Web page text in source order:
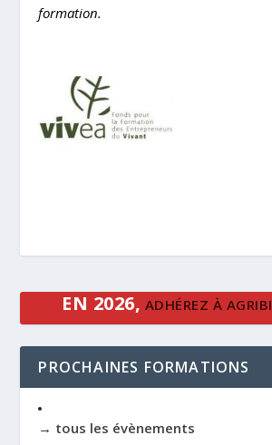
formation.
EN 2026, ADHÉREZ À
PROCHAINES FORMATIONS
→ tous les évènements